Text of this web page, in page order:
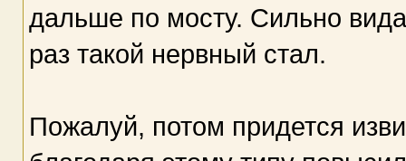
дальше по мосту. Сильно
раз такой нервный стал.
Пожалуй, потом придется